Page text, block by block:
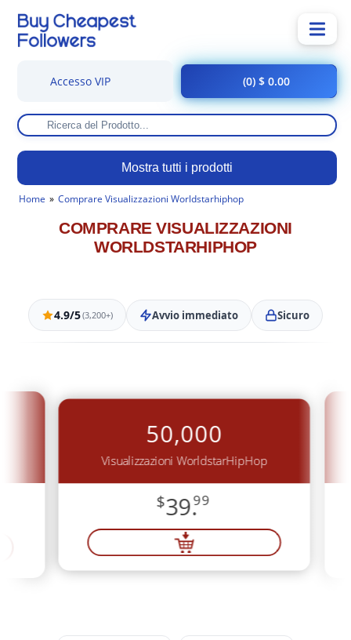
Mostra tutti i prodotti
Accesso VIP (0) $ 0.00
Home Comprare Visualizzazioni Worldstarhiphop
COMPRARE VISUALIZZAZIONI
WORLDSTARHIPHOP
4.9/5(3,200+) Avvio immediato Sicuro
50,000
Visualizzazioni WorldstarHipHop
$39.99